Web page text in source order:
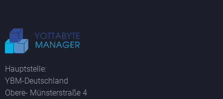
Hauptstelle:
YBM-Deutschland
Obere- Münsterstraße 4